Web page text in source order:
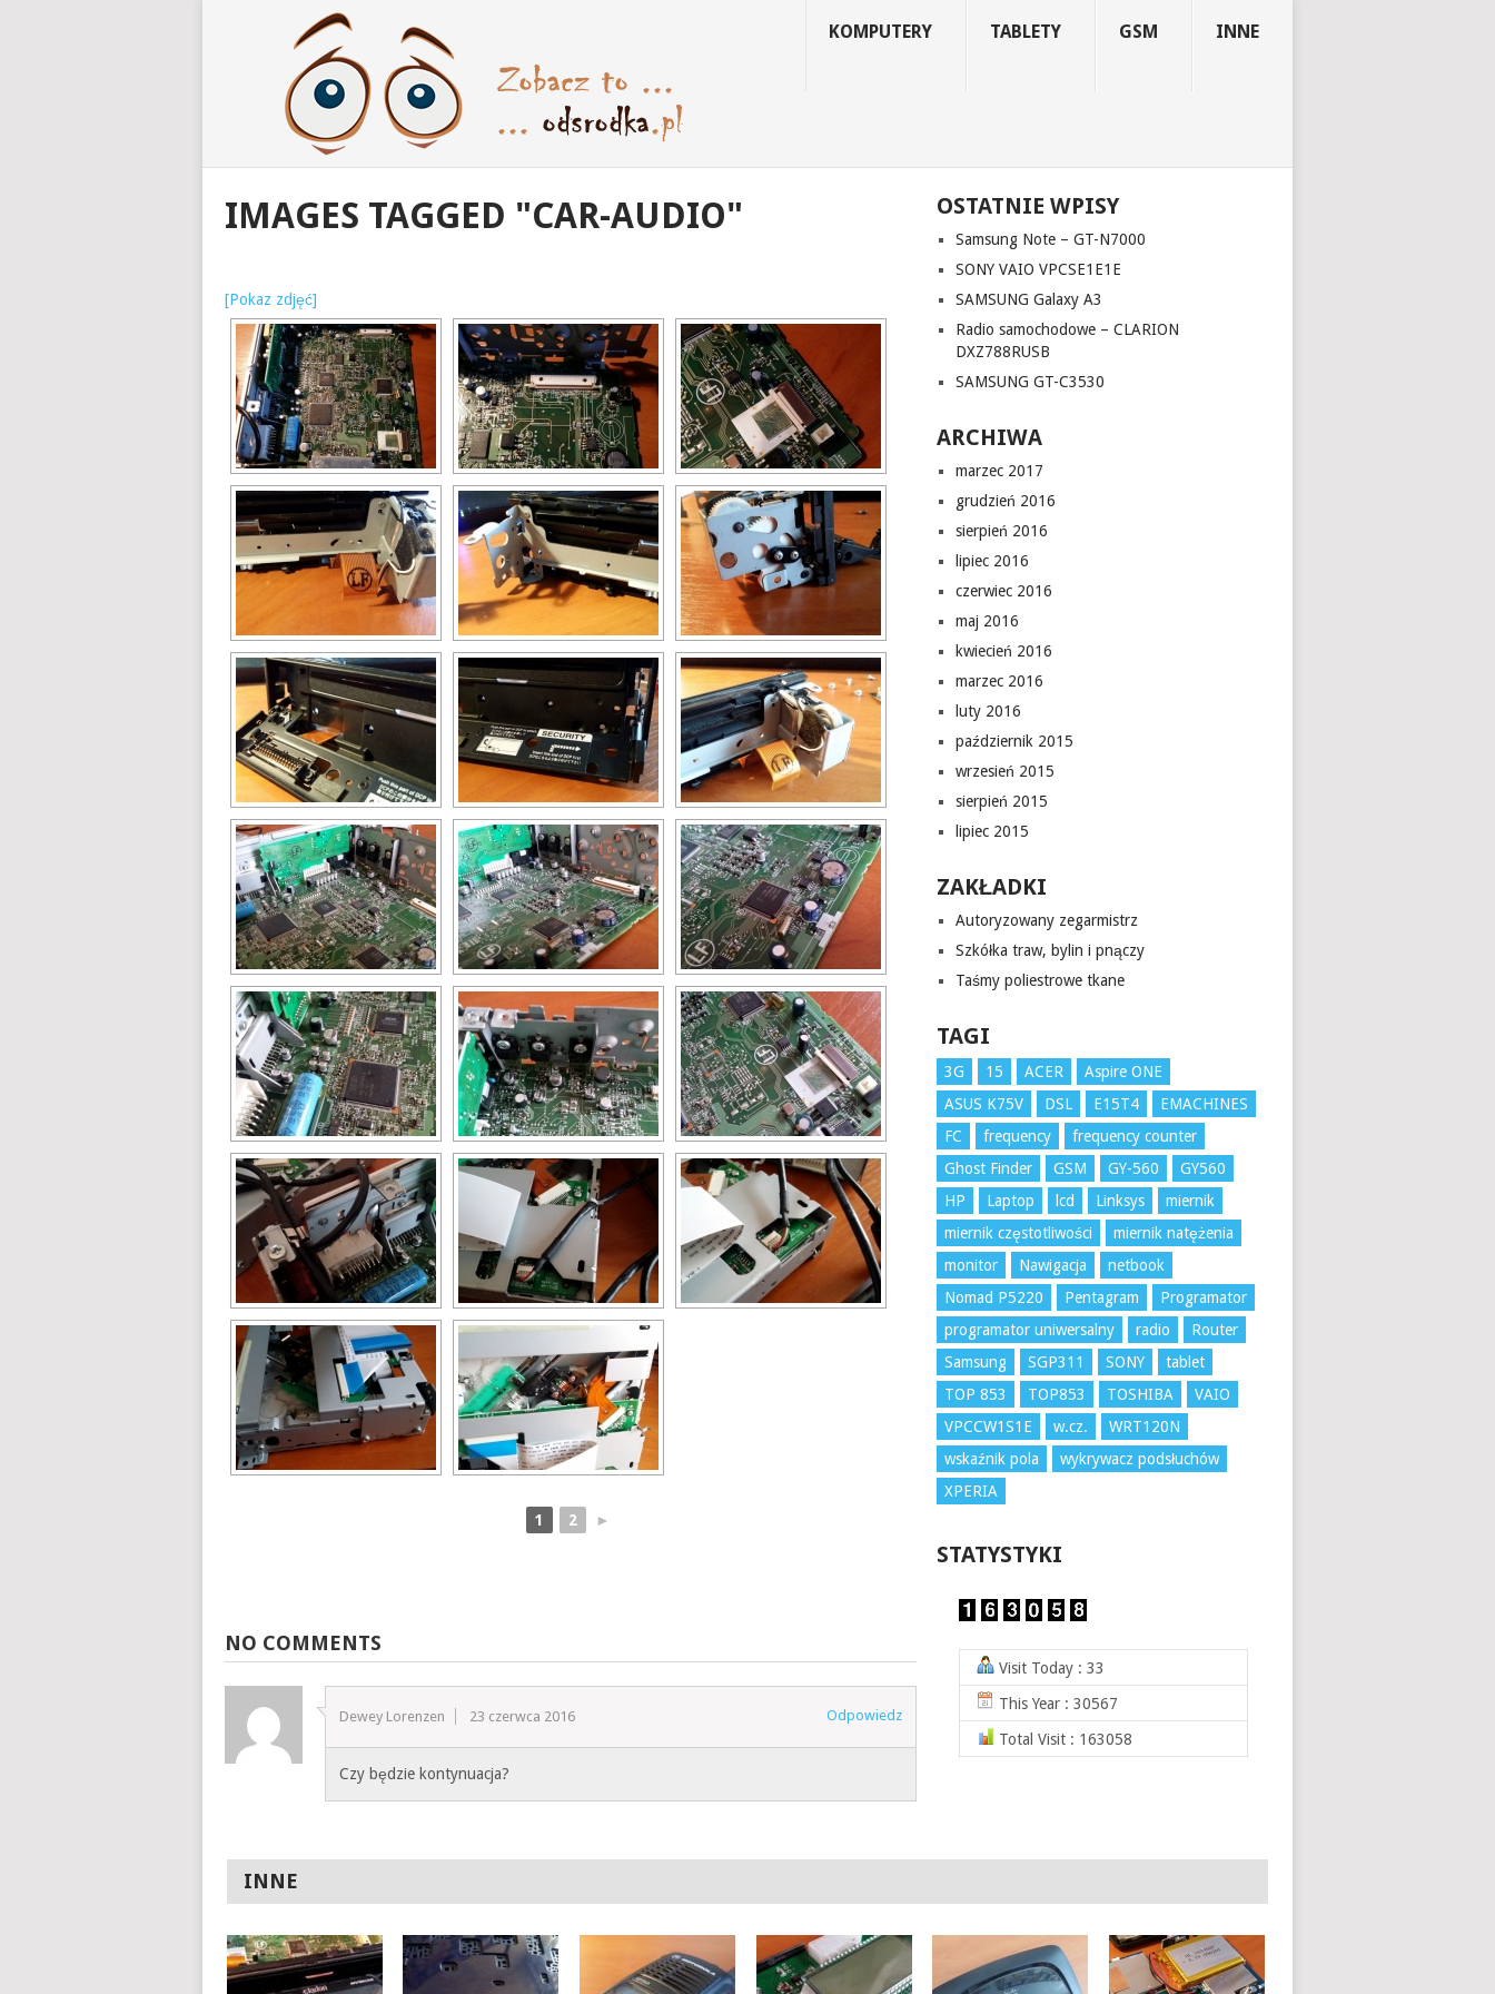
KOMPUTERY TABLETY GSM INNE
IMAGES TAGGED "CAR-AUDIO"
[Pokaz zdjęć]
1 2 ►
NO COMMENTS
Dewey Lorenzen 23 czerwca 2016 Odpowiedz
Czy będzie kontynuacja?
OSTATNIE WPISY
Samsung Note – GT-N7000
SONY VAIO VPCSE1E1E
SAMSUNG Galaxy A3
Radio samochodowe – CLARION
DXZ788RUSB
SAMSUNG GT-C3530
ARCHIWA
marzec 2017
grudzień 2016
sierpień 2016
lipiec 2016
czerwiec 2016
maj 2016
kwiecień 2016
marzec 2016
luty 2016
październik 2015
wrzesień 2015
sierpień 2015
lipiec 2015
ZAKŁADKI
Autoryzowany zegarmistrz
Szkółka traw, bylin i pnączy
Taśmy poliestrowe tkane
TAGI
3G 15 ACER
Aspire ONE
ASUS K75V
DSL E15T4
EMACHINES
FC
frequency
frequency counter
Ghost Finder
GSM GY-560
GY560
HP
Laptop lcd Linksys
miernik
miernik częstotliwości
miernik natężenia
monitor
Nawigacja
netbook
Nomad P5220
Pentagram
Programator
programator uniwersalny
radio
Router
Samsung
SGP311 SONY
tablet
TOP 853
TOP853 TOSHIBA
VAIO
VPCCW1S1E
w.cz.
WRT120N
wskaźnik pola
wykrywacz podsłuchów
XPERIA
STATYSTYKI
Visit Today : 33
This Year : 30567
Total Visit : 163058
INNE